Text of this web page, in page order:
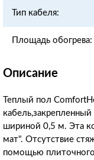
Тип кабеля:
Площадь обогрева:
Описание
Теплый пол
шириной 0,5 м. Эта
мат". Отсутствие
помощью